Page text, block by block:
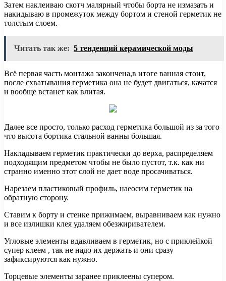
Затем наклеиваю скотч малярный чтобы борта не измазать и
накидываю в промежуток между бортом и стеной герметик не
толстым слоем.
Читать так же: 5 тенденций керамической моды
Всё первая часть монтажа закончена,в итоге ванная стоит,
после схватывания герметика она не будет двигаться, качатся
и вообще встанет как влитая.
Далее все просто, только расход герметика большой из за того
что высота бортика стальной ванны большая.
Накладываем герметик практически до верха, распределяем
подходящим предметом чтобы не было пустот, т.к. как ни
странно именно этот слой не дает воде просачиваться.
Нарезаем пластиковый профиль, наеосим герметик на
обратную сторону.
Ставим к борту и стенке прижимаем, выравниваем как нужно
и все излишки клея удаляем обезжиривателем.
Угловые элементы вдавливаем в герметик, но с приклейкой
супер клеем , так не надо их держать и они сразу
зафиксируются как нужно.
Торцевые элементы заранее приклеены супером.